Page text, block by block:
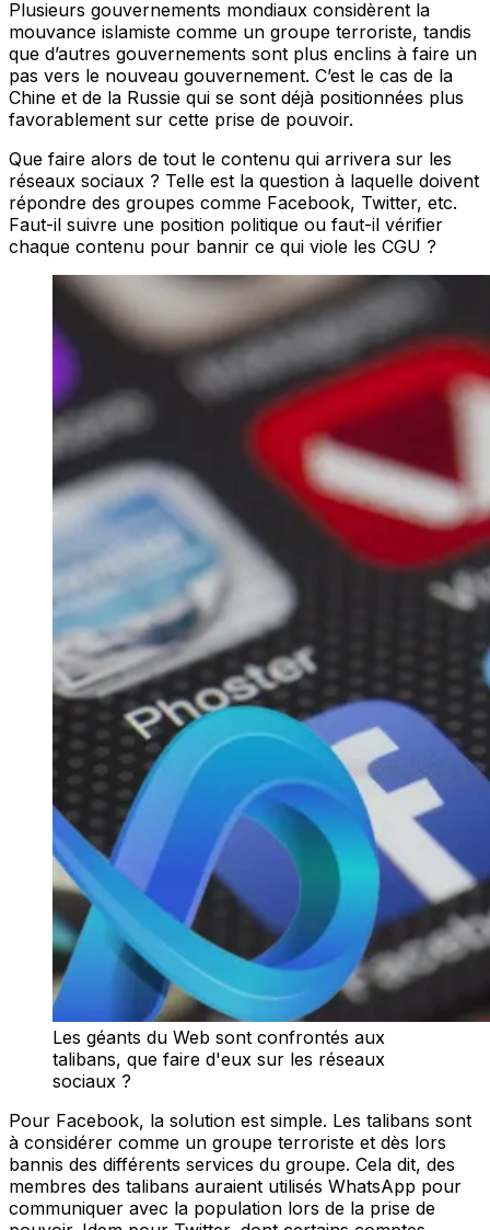
Plusieurs gouvernements mondiaux considèrent la
mouvance islamiste comme un groupe terroriste, tandis
que d’autres gouvernements sont plus enclins à faire un
pas vers le nouveau gouvernement. C’est le cas de la
Chine et de la Russie qui se sont déjà positionnées plus
favorablement sur cette prise de pouvoir.
Que faire alors de tout le contenu qui arrivera sur les
réseaux sociaux ? Telle est la question à laquelle doivent
répondre des groupes comme Facebook, Twitter, etc.
Faut-il suivre une position politique ou faut-il vérifier
chaque contenu pour bannir ce qui viole les CGU ?
Les géants du Web sont confrontés aux
talibans, que faire d'eux sur les réseaux
sociaux ?
Pour Facebook, la solution est simple. Les talibans sont
à considérer comme un groupe terroriste et dès lors
bannis des différents services du groupe. Cela dit, des
membres des talibans auraient utilisés WhatsApp pour
communiquer avec la population lors de la prise de